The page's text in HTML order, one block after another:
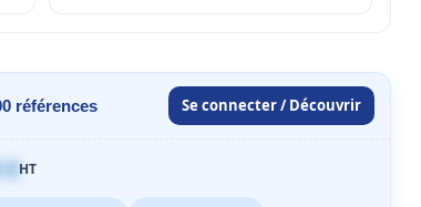
références Se connecter / Découvrir
€HT